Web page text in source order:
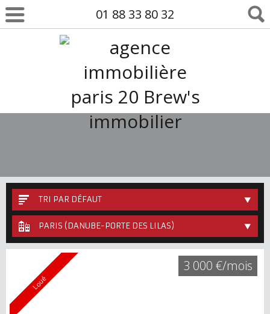
01 88 33 80 32
TRI PAR DÉFAUT
PARIS (DANUBE-PORTE DES LILAS)
Loué
3 000 €/mois